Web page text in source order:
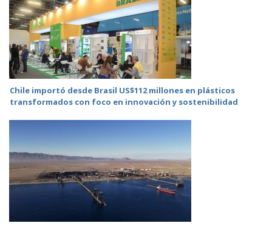
Chile importó desde Brasil US$112 millones en plásticos
transformados con foco en innovación y sostenibilidad